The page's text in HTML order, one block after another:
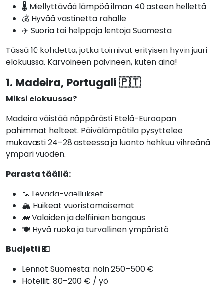
🌡️ Miellyttävää lämpöä ilman 40 asteen hellettä
💰 Hyvää vastinetta rahalle
✈️ Suoria tai helppoja lentoja Suomesta
Tässä 10 kohdetta, jotka toimivat erityisen hyvin juuri
elokuussa. Karvoineen päivineen, kuten aina!
1. Madeira, Portugali 🇵🇹
Miksi elokuussa?
Madeira väistää näppärästi Etelä-Euroopan
pahimmat helteet. Päivälämpötila pysyttelee
mukavasti 24–28 asteessa ja luonto hehkuu vihreänä
ympäri vuoden.
Parasta täällä:
🥾 Levada-vaellukset
🏔️ Huikeat vuoristomaisemat
🐋 Valaiden ja delfiinien bongaus
🍽️ Hyvä ruoka ja turvallinen ympäristö
Budjetti 💶
Lennot Suomesta: noin 250–500 €
Hotellit: 80–200 € / yö